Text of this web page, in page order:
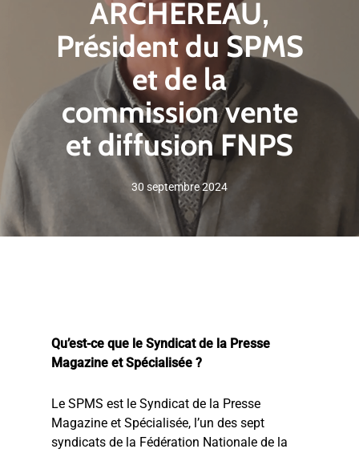
ARCHEREAU,
Président du SPMS
et de la
commission vente
et diffusion FNPS
30 septembre 2024
Qu’est-ce que le Syndicat de la Presse
Magazine et Spécialisée ?
Le SPMS est le Syndicat de la Presse
Magazine et Spécialisée, l’un des sept
syndicats de la Fédération Nationale de la